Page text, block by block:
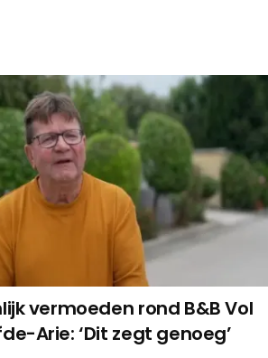
vermoeden rond B&B Vol
Arie: ‘Dit zegt genoeg’